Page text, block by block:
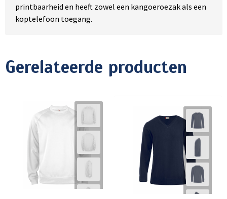
printbaarheid en heeft zowel een kangoeroezak als een
koptelefoon toegang.
Gerelateerde producten